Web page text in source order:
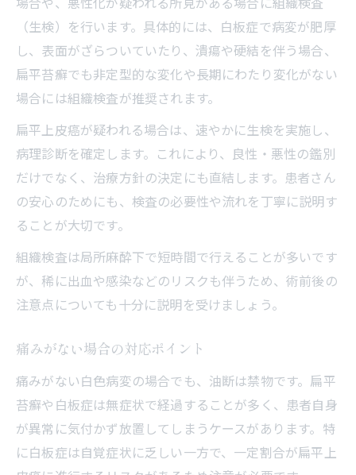
（生検）を行います。具体的には、白板症で病変が肥厚
し、表面がざらついていたり、潰瘍や硬結を伴う場合、
扁平苔癬でも非定型的な変化や長期にわたり変化がない
場合には組織検査が推奨されます。
扁平上皮癌が疑われる場合は、速やかに生検を実施し、
病理診断を確定します。これにより、良性・悪性の鑑別
だけでなく、治療方針の決定にも直結します。患者さん
の安心のためにも、検査の必要性や流れを丁寧に説明す
ることが大切です。
組織検査は局所麻酔下で短時間で行えることが多いです
が、稀に出血や感染などのリスクも伴うため、術前後の
注意点についても十分に説明を受けましょう。
痛みがない場合の対応ポイント
痛みがない白色病変の場合でも、油断は禁物です。扁平
苔癬や白板症は無症状で経過することが多く、患者自身
が異常に気付かず放置してしまうケースがあります。特
に白板症は自覚症状に乏しい一方で、一定割合が扁平上